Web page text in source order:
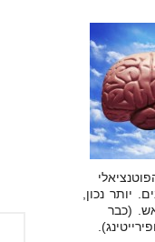
חושבים. יותר נכון,
(כבר